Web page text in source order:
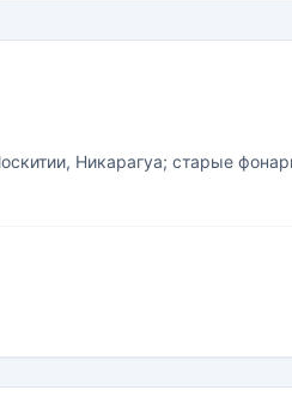
Никарагуа; старые